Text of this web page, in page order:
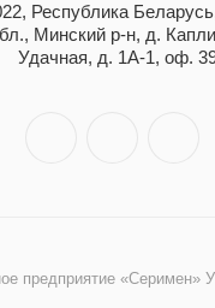
Республика
Минский р-н, д.
Удачная, д. 1А-1, оф.
предприятие «Серимен»